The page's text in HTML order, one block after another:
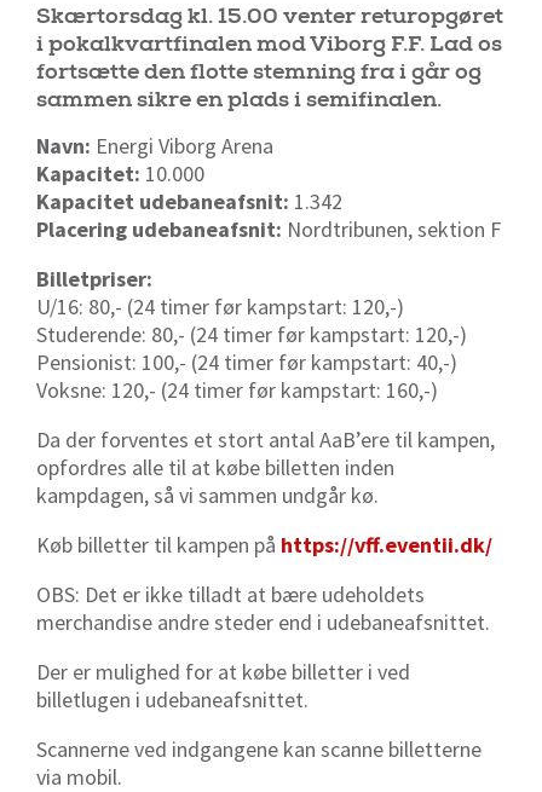
Skærtorsdag kl. 15.00 venter returopgøret
i pokalkvartfinalen mod Viborg F.F. Lad os
fortsætte den flotte stemning fra i går og
sammen sikre en plads i semifinalen.
Navn: Energi Viborg Arena
Kapacitet: 10.000
Kapacitet udebaneafsnit: 1.342
Placering udebaneafsnit: Nordtribunen, sektion F
Billetpriser:
U/16: 80,- (24 timer før kampstart: 120,-)
Studerende: 80,- (24 timer før kampstart: 120,-)
Pensionist: 100,- (24 timer før kampstart: 40,-)
Voksne: 120,- (24 timer før kampstart: 160,-)
Da der forventes et stort antal AaB’ere til kampen,
opfordres alle til at købe billetten inden
kampdagen, så vi sammen undgår kø.
Køb billetter til kampen på https://vff.eventii.dk/
OBS: Det er ikke tilladt at bære udeholdets
merchandise andre steder end i udebaneafsnittet.
Der er mulighed for at købe billetter i ved
billetlugen i udebaneafsnittet.
Scannerne ved indgangene kan scanne billetterne
via mobil.